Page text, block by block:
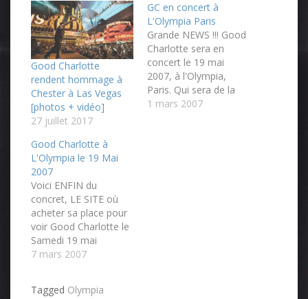
Good Charlotte
rendent hommage à
Chester à Las Vegas
[photos + vidéo]
27 juillet 2017
GC en concert à
L'Olympia Paris
Grande NEWS !!! Good
Charlotte sera en
concert le 19 mai
2007, à l'Olympia,
Paris. Qui sera de la
fête ?!!! Ce sera un
1 mars 2007
Good Charlotte à
L'Olympia le 19 Mai
2007
Voici ENFIN du
concret, LE SITE où
acheter sa place pour
voir Good Charlotte le
Samedi 19 mai
prochain à l'Olympia
Dépêchez-vous pour
7 mars 2007
Tagged Olympia